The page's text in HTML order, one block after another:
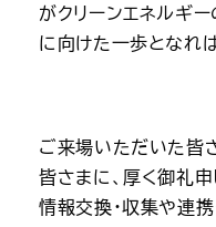
がクリーンエネルギ
に向けた一歩となれば
ご来場いただいた皆
皆さまに、厚く御礼申
情報交換・収集や連